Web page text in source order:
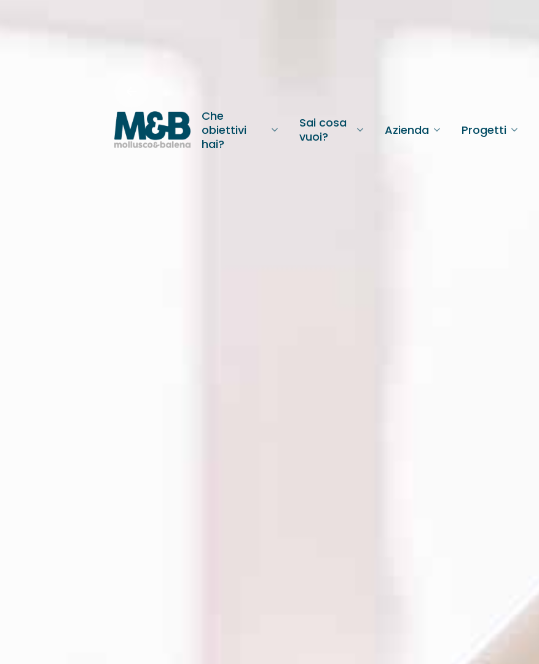
Che
obiettivi
hai?
Sai cosa
vuoi?
Azienda Progetti